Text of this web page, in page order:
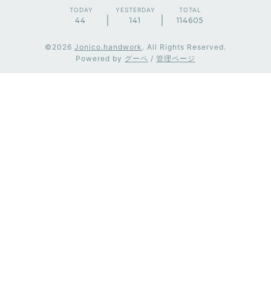
TODAY
44
YESTERDAY
141
TOTAL
114605
©2026 Jonico.handwork . All Rights Reserved.
Powered by グーペ / 管理ページ